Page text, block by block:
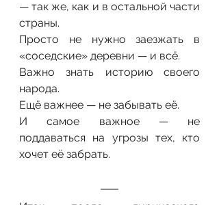
— так же, как и в остальной части
страны.
Просто не нужно заезжать в
«соседские» деревни — и всё.
Важно знать историю своего
народа.
Ещё важнее — не забывать её.
И самое важное — не
поддаваться на угрозы тех, кто
хочет её забрать.